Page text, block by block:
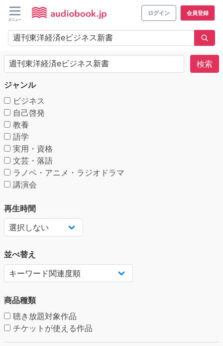
ログイン 会員登録
検索
ジャンル
ビジネス
自己啓発
教養
語学
実用・資格
文芸・落語
ラノベ・アニメ・ラジオドラマ
講演会
再生時間
並べ替え
商品種類
聴き放題対象作品
チケットが使える作品